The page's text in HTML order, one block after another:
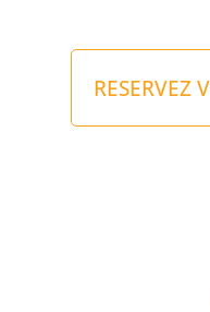
RESERVEZ